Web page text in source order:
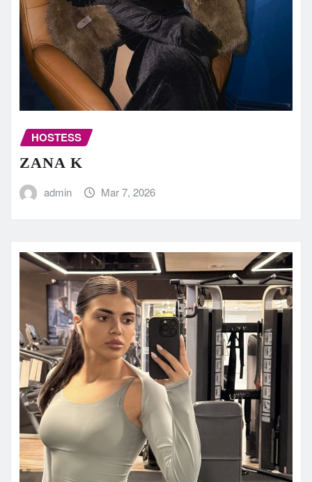
HOSTESS
ZANA K
admin Mar 7, 2026